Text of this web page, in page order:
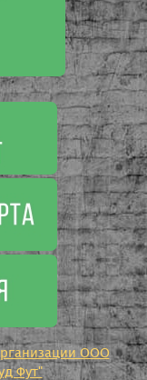
ООО
Фут"